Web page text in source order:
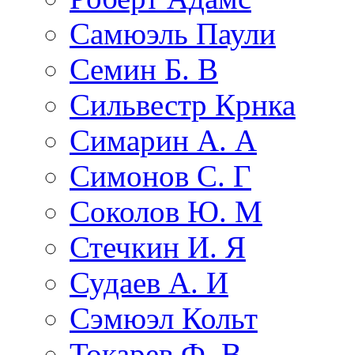
Самюэль Паули
Семин Б. В
Сильвестр Крнка
Симарин А. А
Симонов С. Г
Соколов Ю. М
Стечкин И. Я
Судаев А. И
Сэмюэл Кольт